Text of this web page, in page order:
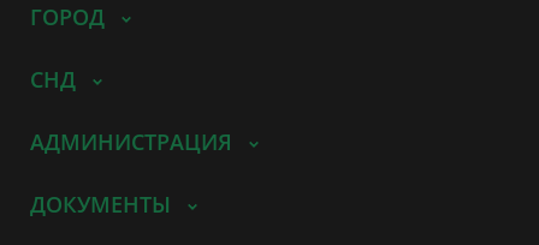
ГОРОД
СНД
АДМИНИСТРАЦИЯ
ДОКУМЕНТЫ